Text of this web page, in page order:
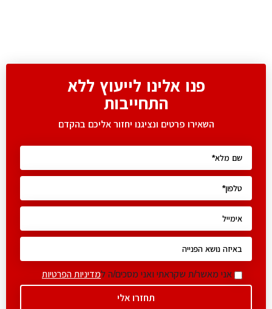
פנו אלינו לייעוץ ללא
התחייבות
השאירו פרטים ונציגנו יחזור אליכם בהקדם
אני מאשר/ת שקראתי ואני מסכים/ה למדיניות הפרטיות